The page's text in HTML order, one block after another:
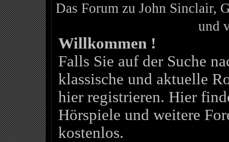
Das Forum zu John Sinclair,
und
Willkommen !
Falls Sie auf der Suche
klassische und aktuelle
hier registrieren. Hier
Hörspiele und weitere
kostenlos.